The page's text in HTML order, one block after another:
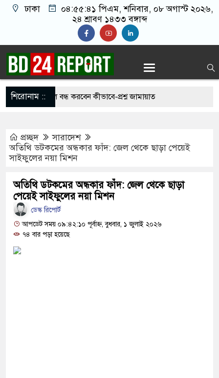
ঢাকা ০৪:৫৫:৪২ পিএম, শনিবার, ০৮ অগাস্ট ২০২৬,
২৪ শ্রাবণ ১৪৩৩ বঙ্গাব্দ
শিরোনাম ::করলে বন্ধ করবেন কীভাবে-প্রশ্ন জামায়াত
মুসলিম দেশগুলোকে তাদের বিরুদ্ধে ঐক্যবদ্ধ
প্রতিরক্ষামন্ত্রী
বাজি রেখে বাংলাদেশকে নতুন করে স্বাধীন
বেসরকারীকরণ লুটপাটের নতুন লাইসেন্স: জামায়াত
প্রচ্ছদ
সারাদেশ
অতিথি ডটকমের অন্ধকার ফাঁদ: জেল থেকে ছাড়া পেয়েই
সাইফুলের নয়া মিশন
অতিথি ডটকমের অন্ধকার ফাঁদ: জেল থেকে ছাড়া
পেয়েই সাইফুলের নয়া মিশন
ডেস্ক রিপোর্ট
আপডেট সময় ০৯:৪২:১০ পূর্বাহ্ন, বুধবার, ১ জুলাই ২০২৬
৭৪ বার পড়া হয়েছে